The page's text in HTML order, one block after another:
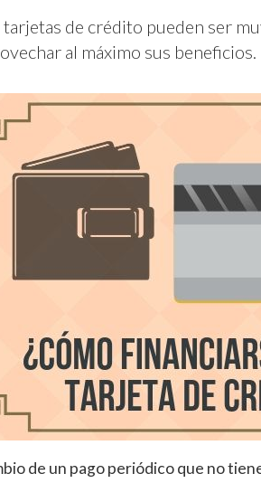
tarjetas de crédito pueden ser
al máximo sus beneficios.
de un pago periódico que no